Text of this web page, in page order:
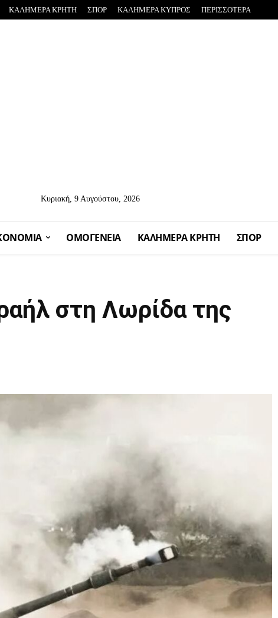
ΚΑΛΗΜΕΡΑ ΚΡΗΤΗ ΣΠΟΡ ΚΑΛΗΜΕΡΑ ΚΥΠΡΟΣ ΠΕΡΙΣΣΟΤΕΡΑ
Κυριακή, 9 Αυγούστου, 2026
ΟΜΟΓΕΝΕΙΑ ΚΑΛΗΜΕΡΑ ΚΡΗΤΗ ΣΠΟΡ
στη Λωρίδα της